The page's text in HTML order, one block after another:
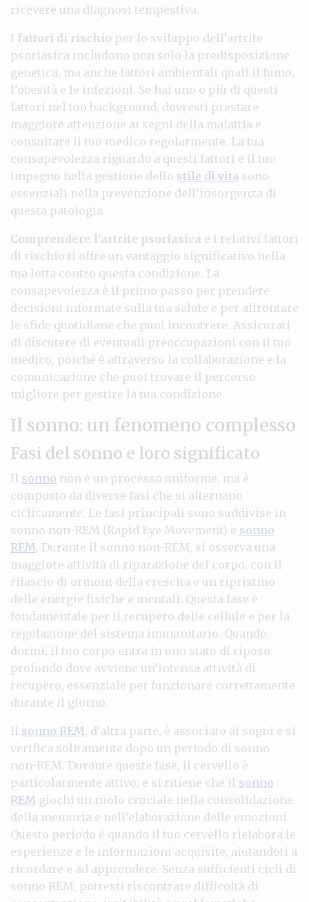
ricevere una diagnosi tempestiva.
I fattori di rischio per lo sviluppo dell’artrite
psoriasica includono non solo la predisposizione
genetica, ma anche fattori ambientali quali il fumo,
l’obesità e le infezioni. Se hai uno o più di questi
fattori nel tuo background, dovresti prestare
maggiore attenzione ai segni della malattia e
consultare il tuo medico regolarmente. La tua
consapevolezza riguardo a questi fattori e il tuo
impegno nella gestione dello stile di vita sono
essenziali nella prevenzione dell’insorgenza di
questa patologia.
Comprendere l’artrite psoriasica e i relativi fattori
di rischio ti offre un vantaggio significativo nella
tua lotta contro questa condizione. La
consapevolezza è il primo passo per prendere
decisioni informate sulla tua salute e per affrontare
le sfide quotidiane che puoi incontrare. Assicurati
di discutere di eventuali preoccupazioni con il tuo
medico, poiché è attraverso la collaborazione e la
comunicazione che puoi trovare il percorso
migliore per gestire la tua condizione.
Il sonno: un fenomeno complesso
Fasi del sonno e loro significato
Il sonno non è un processo uniforme, ma è
composto da diverse fasi che si alternano
ciclicamente. Le fasi principali sono suddivise in
sonno non-REM (Rapid Eye Movement) e sonno
REM. Durante il sonno non-REM, si osserva una
maggiore attività di riparazione del corpo, con il
rilascio di ormoni della crescita e un ripristino
delle energie fisiche e mentali. Questa fase è
fondamentale per il recupero delle cellule e per la
regolazione del sistema immunitario. Quando
dormi, il tuo corpo entra in uno stato di riposo
profondo dove avviene un’intensa attività di
recupero, essenziale per funzionare correttamente
durante il giorno.
Il sonno REM, d’altra parte, è associato ai sogni e si
verifica solitamente dopo un periodo di sonno
non-REM. Durante questa fase, il cervello è
particolarmente attivo, e si ritiene che il sonno
REM giochi un ruolo cruciale nella consolidazione
della memoria e nell’elaborazione delle emozioni.
Questo periodo è quando il tuo cervello rielabora le
esperienze e le informazioni acquisite, aiutandoti a
ricordare e ad apprendere. Senza sufficienti cicli di
sonno REM, potresti riscontrare difficoltà di